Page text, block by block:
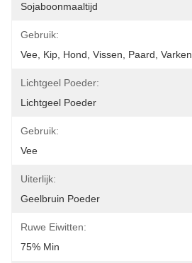
Sojaboonmaaltijd
Gebruik:
Vee, Kip, Hond, Vissen, Paard, Varken
Lichtgeel Poeder:
Lichtgeel Poeder
Gebruik:
Vee
Uiterlijk:
Geelbruin Poeder
Ruwe Eiwitten:
75% Min